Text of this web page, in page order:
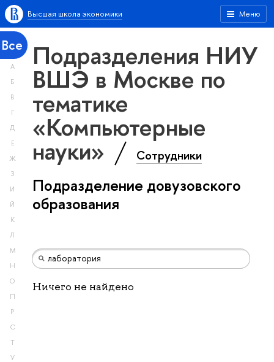
Меню
Высшая школа экономики
Все
А
Б
В
Г
Д
Е
Ж
З
И
Й
К
Л
М
Н
О
П
Р
С
Т
У
Подразделения НИУ
ВШЭ в Москве по
тематике
«Компьютерные
науки» Сотрудники
Подразделение довузовского
образования
Ничего не найдено